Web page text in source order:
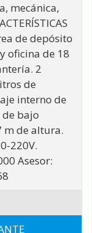
mecánica,
de depósito
oficina de 18
2
de
interno de
bajo
m de altura.
220V.
Asesor: